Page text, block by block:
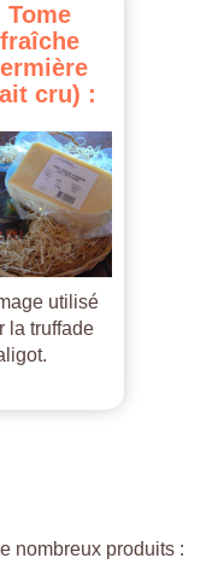
Tome
fraîche
cru) :
utilisé
la truffade
nombreux produits :